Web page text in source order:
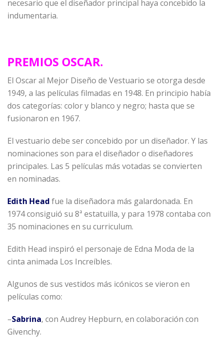
necesario que el diseñador principal haya concebido la
indumentaria.
PREMIOS OSCAR.
El Oscar al Mejor Diseño de Vestuario se otorga desde
1949, a las películas filmadas en 1948. En principio había
dos categorías: color y blanco y negro; hasta que se
fusionaron en 1967.
El vestuario debe ser concebido por un diseñador. Y las
nominaciones son para el diseñador o diseñadores
principales. Las 5 películas más votadas se convierten
en nominadas.
Edith Head fue la diseñadora más galardonada. En
1974 consiguió su 8ª estatuilla, y para 1978 contaba con
35 nominaciones en su curriculum.
Edith Head inspiró el personaje de Edna Moda de la
cinta animada Los Increíbles.
Algunos de sus vestidos más icónicos se vieron en
películas como:
–Sabrina, con Audrey Hepburn, en colaboración con
Givenchy.